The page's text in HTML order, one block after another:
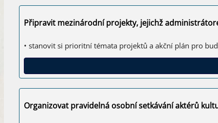
Připravit mezinárodní projekty, jejichž
• stanovit si prioritní témata projektů a akční plán pro
Organizovat pravidelná osobní setkávání aktérů